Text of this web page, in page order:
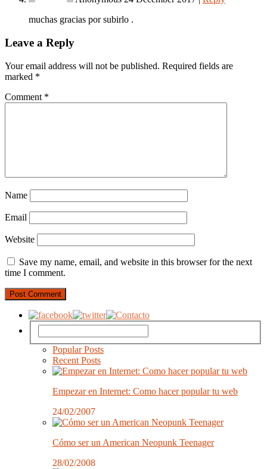
muchas gracias por subirlo .
Leave a Reply
Your email address will not be published. Required fields are
marked *
Comment *
Name
Email
Website
Save my name, email, and website in this browser for the next
time I comment.
Popular Posts
Recent Posts
Empezar en Internet: Como hacer popular tu web
24/02/2007
Cómo ser un American Neopunk Teenager
28/02/2008